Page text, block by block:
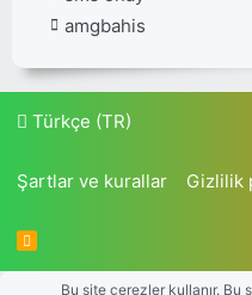
amgbahis
Türkçe (TR)
Şartlar ve kurallar Gizlilik
Bu site çerezler kullanır.